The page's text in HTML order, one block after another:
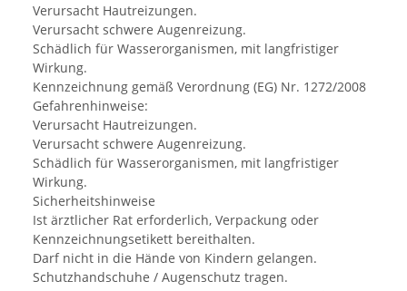
Verursacht Hautreizungen.
Verursacht schwere Augenreizung.
Schädlich für Wasserorganismen, mit langfristiger
Wirkung.
Kennzeichnung gemäß Verordnung (EG) Nr. 1272/2008
Gefahrenhinweise:
Verursacht Hautreizungen.
Verursacht schwere Augenreizung.
Schädlich für Wasserorganismen, mit langfristiger
Wirkung.
Sicherheitshinweise
Ist ärztlicher Rat erforderlich, Verpackung oder
Kennzeichnungsetikett bereithalten.
Darf nicht in die Hände von Kindern gelangen.
Schutzhandschuhe / Augenschutz tragen.